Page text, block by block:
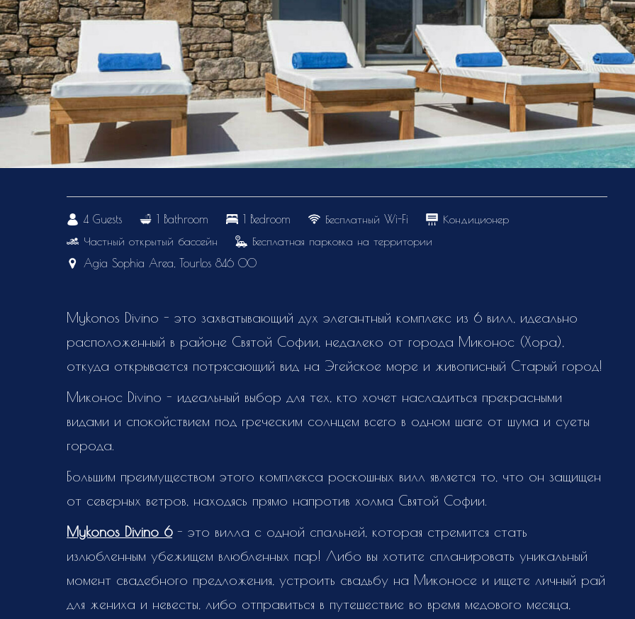
4 Guests 1 Bathroom 1 Bedroom Бесплатный Wi-Fi
Кондиционер
Частный открытый бассейн
Бесплатная парковка на территории
Agia Sophia Area, Tourlos 846 00
Mykonos Divino - это захватывающий дух элегантный комплекс из 6 вилл, идеально
расположенный в районе Святой Софии, недалеко от города Миконос (Хора),
откуда открывается потрясающий вид на Эгейское море и живописный Старый город!
Миконос Divino - идеальный выбор для тех, кто хочет насладиться прекрасными
видами и спокойствием под греческим солнцем всего в одном шаге от шума и суеты
города.
Большим преимуществом этого комплекса роскошных вилл является то, что он защищен
от северных ветров, находясь прямо напротив холма Святой Софии.
Mykonos Divino 6 - это вилла с одной спальней, которая стремится стать
излюбленным убежищем влюбленных пар! Либо вы хотите спланировать уникальный
момент свадебного предложения, устроить свадьбу на Миконосе и ищете личный рай
для жениха и невесты, либо отправиться в путешествие во время медового месяца,